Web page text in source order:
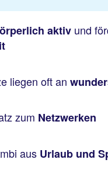
aktiv und
liegen oft an
zum Netzwerken
aus Urlaub und